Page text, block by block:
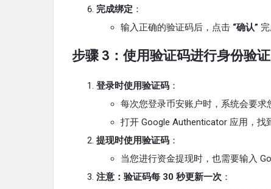
完成绑定 ：
输入正确的验证码后，点击 “确认”
步骤 3：使用验证码进行身份验证
登录时使用验证码 ：
每次您登录币安账户时，系统会要
打开 Google Authenticator 应用，找
提现时使用验证码 ：
当您进行资金提现时，也需要输入
注意：验证码每 30 秒更新一次 ：